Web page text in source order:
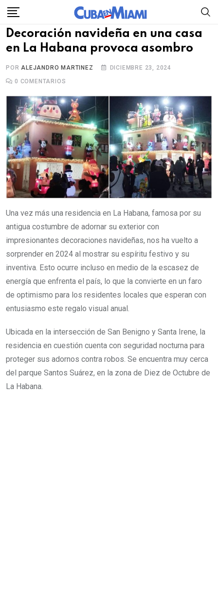
Skip
content
Decoración navideña en una casa
en La Habana provoca asombro
PORALEJANDRO MARTINEZ
DICIEMBRE 23, 2024
0 COMENTARIOS
Una vez más una residencia en La Habana, famosa por su
antigua costumbre de adornar su exterior con
impresionantes decoraciones navideñas, nos ha vuelto a
sorprender en 2024 al mostrar su espíritu festivo y su
inventiva. Esto ocurre incluso en medio de la escasez de
energía que enfrenta el país, lo que la convierte en un faro
de optimismo para los residentes locales que esperan con
entusiasmo este regalo visual anual.
Ubicada en la intersección de San Benigno y Santa Irene, la
residencia en cuestión cuenta con seguridad nocturna para
proteger sus adornos contra robos. Se encuentra muy cerca
del parque Santos Suárez, en la zona de Diez de Octubre de
La Habana.